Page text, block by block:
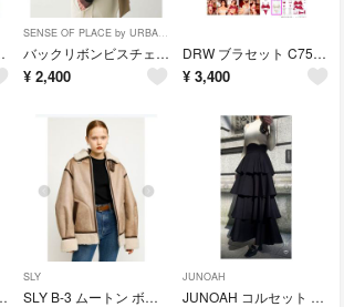
ートップス
SENSE OF PLACE by URBAN RESEARCH
バックリボンビスチェ ベージュ
¥ 2,400
DRW ブラセット C75 ホワイト
¥ 3,400
グトップス
SLY
SLY B-3 ムートン ボア ジャケット サイズ1
JUNOAH
JUNOAH コルセット デザイン フリルスカート